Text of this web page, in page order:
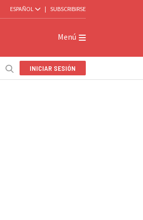
ESPAÑOL | SUBSCRIBIRSE
Menú
INICIAR SESIÓN